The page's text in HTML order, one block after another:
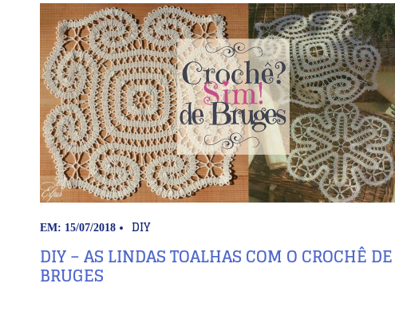
EM: 15/07/2018 DIY
DIY – AS LINDAS TOALHAS COM O CROCHÊ DE
BRUGES